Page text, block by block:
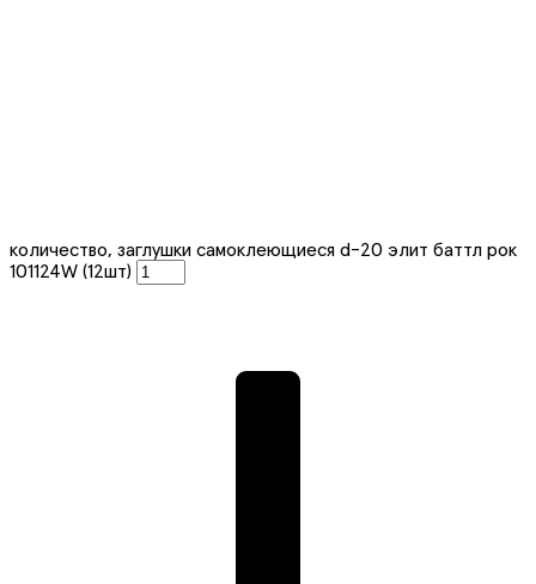
количество, заглушки самоклеющиеся d-20 элит баттл рок
101124W (12шт)